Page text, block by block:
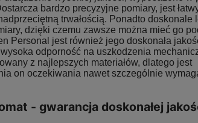
bardzo precyzyjne pomiary, jest
trwałością. Ponadto doskonale
dzięki czemu zawsze można mieć go
Personal jest również jego doskonała
odporność na uszkodzenia
z najlepszych materiałów, dlatego jest
on oczekiwania nawet szczególnie
- gwarancja doskonałej